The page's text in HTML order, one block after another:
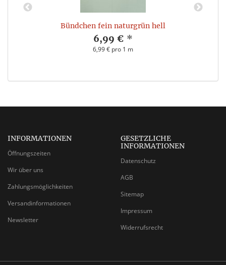
Bündchen fein naturgrün hell
6,99 € *
6,99 € pro 1 m
INFORMATIONEN
Öffnungszeiten
Wir über uns
Zahlungsmöglichkeiten
Versandinformationen
Newsletter
GESETZLICHE
INFORMATIONEN
Datenschutz
AGB
Sitemap
Impressum
Widerrufsrecht